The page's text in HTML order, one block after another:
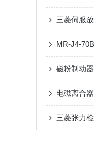
电磁离合
三菱张力